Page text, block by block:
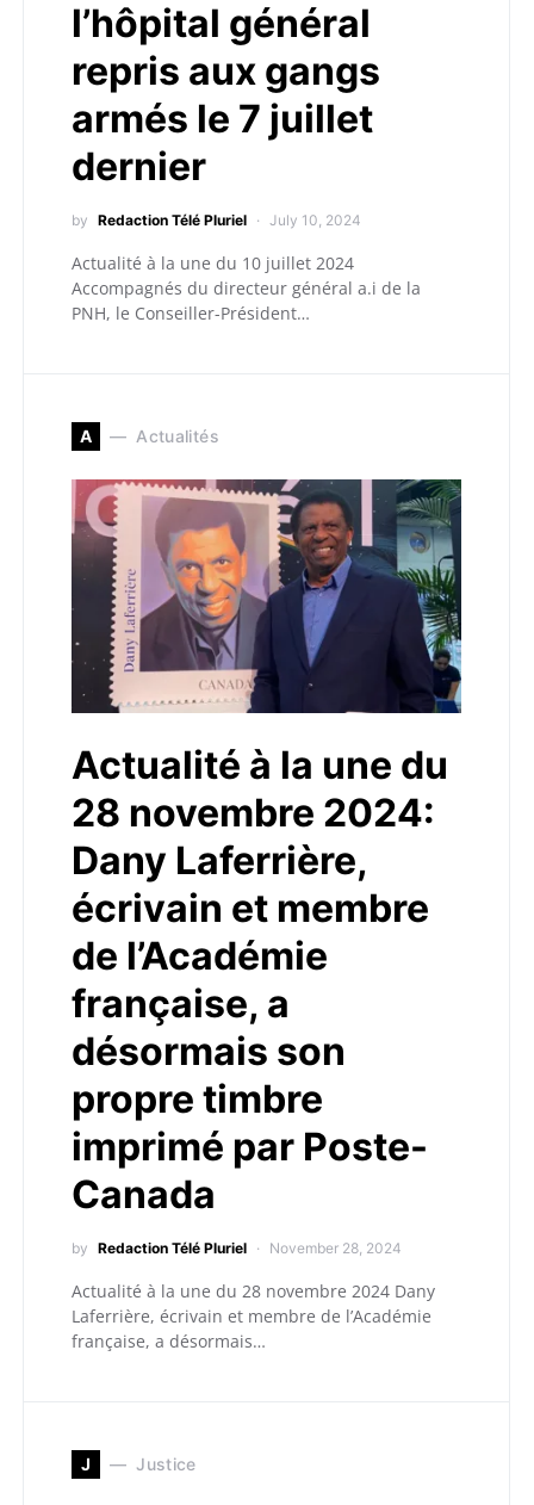
l’hôpital général
repris aux gangs
armés le 7 juillet
dernier
by Redaction Télé Pluriel July 10, 2024
Actualité à la une du 10 juillet 2024
Accompagnés du directeur général a.i de la
PNH, le Conseiller-Président…
A Actualités
Actualité à la une du
28 novembre 2024:
Dany Laferrière,
écrivain et membre
de l’Académie
française, a
désormais son
propre timbre
imprimé par Poste-
Canada
by Redaction Télé Pluriel November 28, 2024
Actualité à la une du 28 novembre 2024 Dany
Laferrière, écrivain et membre de l’Académie
française, a désormais…
J Justice